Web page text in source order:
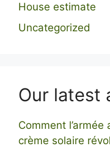
House estimate
Uncategorized
Our latest
Comment
crème solaire